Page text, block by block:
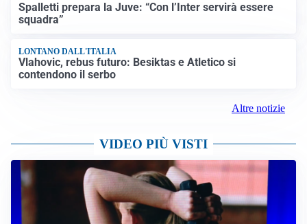
Spalletti prepara la Juve: “Con l’Inter servirà essere
squadra”
LONTANO DALL'ITALIA
Vlahovic, rebus futuro: Besiktas e Atletico si
contendono il serbo
Altre notizie
VIDEO PIÙ VISTI